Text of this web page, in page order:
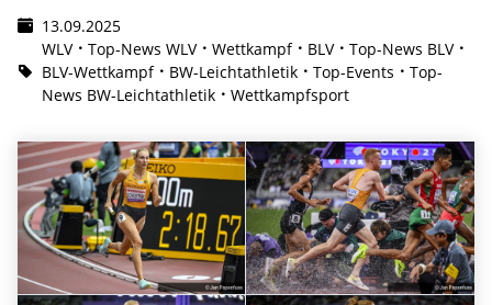
13.09.2025
WLV
Top-News WLV Wettkampf BLV
Top-News BLV
BLV-Wettkampf
BW-Leichtathletik Top-Events
Top-
News BW-Leichtathletik
Wettkampfsport